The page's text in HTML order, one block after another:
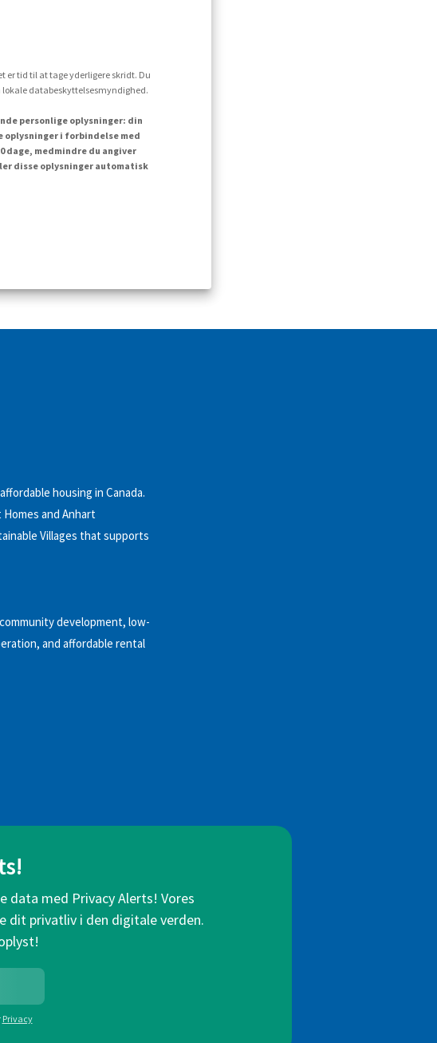
er tid til at tage yderligere skridt. Du
databeskyttelsesmyndighed.
personlige oplysninger: din
oplysninger i forbindelse med
dage, medmindre du angiver
disse oplysninger automatisk
housing in Canada.
and Anhart
Villages that supports
development, low-
and affordable rental
med Privacy Alerts! Vores
dit privatliv i den digitale verden.
Privacy